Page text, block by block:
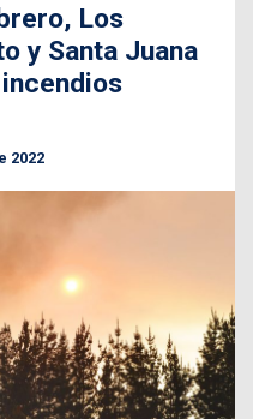
Los
y Santa Juana
2022